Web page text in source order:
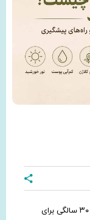
دیدن خطوط و چروک روی پیشانی در سنین ۲۰ یا ۳۰ سالگی برای